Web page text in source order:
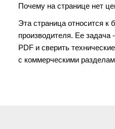
Почему на странице нет
Эта страница относится к
производителя. Ее
PDF и сверить
с коммерческими